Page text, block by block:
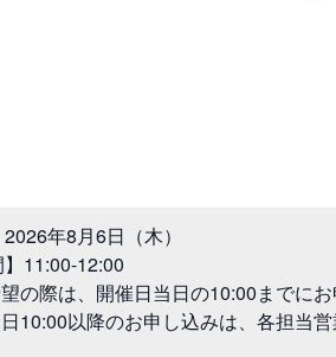
2026年8月6日（木）
】11:00-12:00
の際は、開催日当日の10:00までにお
10:00以降のお申し込みは、各担当